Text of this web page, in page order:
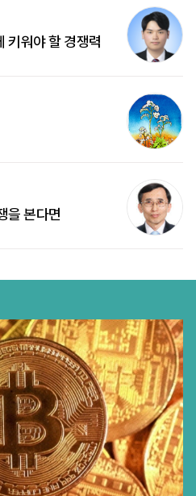
키워야 할 경쟁력
을 본다면